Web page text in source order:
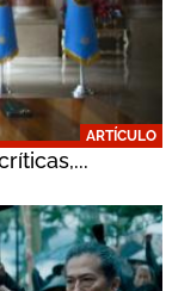
ARTÍCULO